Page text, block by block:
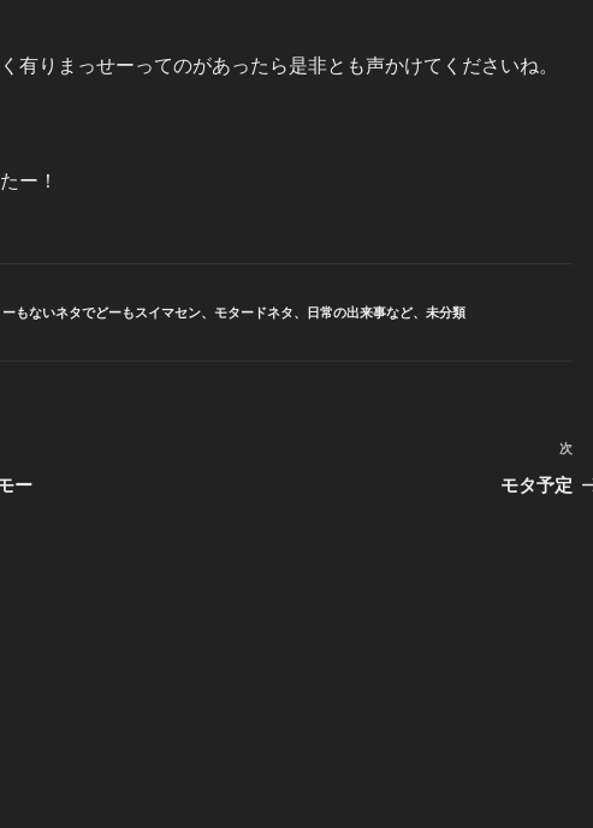
有りまっせーってのがあったら是非とも声かけてくださいね。
ー！
ーもないネタでどーもスイマセン、 モタードネタ、 日常の出来事など、 未分類
ー
次
の
次
モタ予定